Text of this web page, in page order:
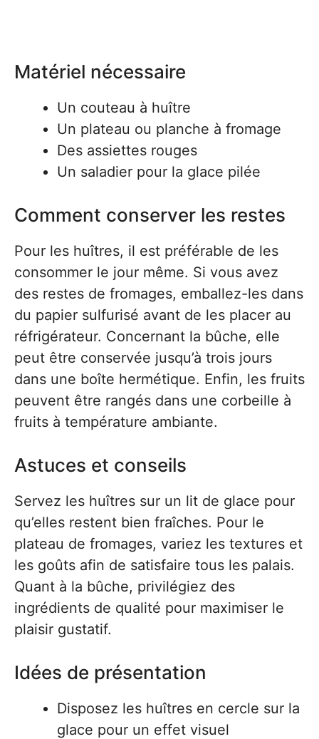
Matériel nécessaire
Un couteau à huître
Un plateau ou planche à fromage
Des assiettes rouges
Un saladier pour la glace pilée
Comment conserver les restes
Pour les huîtres, il est préférable de les
consommer le jour même. Si vous avez
des restes de fromages, emballez-les dans
du papier sulfurisé avant de les placer au
réfrigérateur. Concernant la bûche, elle
peut être conservée jusqu’à trois jours
dans une boîte hermétique. Enfin, les fruits
peuvent être rangés dans une corbeille à
fruits à température ambiante.
Astuces et conseils
Servez les huîtres sur un lit de glace pour
qu’elles restent bien fraîches. Pour le
plateau de fromages, variez les textures et
les goûts afin de satisfaire tous les palais.
Quant à la bûche, privilégiez des
ingrédients de qualité pour maximiser le
plaisir gustatif.
Idées de présentation
Disposez les huîtres en cercle sur la
glace pour un effet visuel